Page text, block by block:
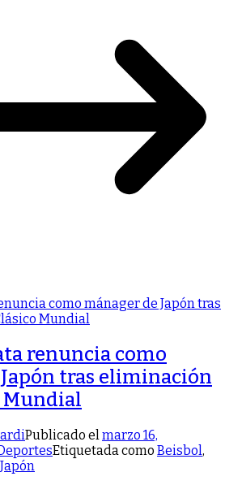
renuncia como
tras eliminación
Mundial
Publicado el marzo 16,
Etiquetada como Beisbol,
Japón